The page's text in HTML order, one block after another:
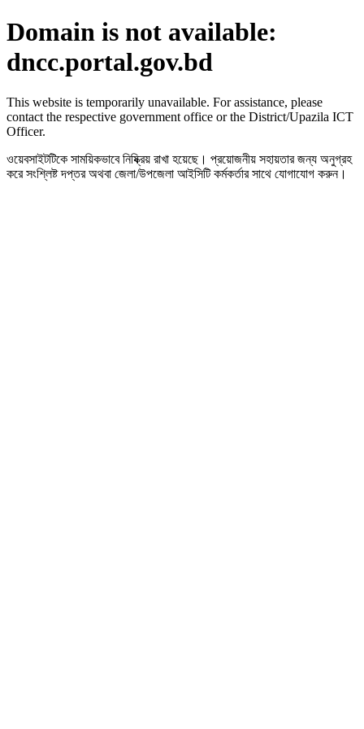
Domain is not available:
dncc.portal.gov.bd
This website is temporarily unavailable. For assistance, please
contact the respective government office or the District/Upazila ICT
Officer.
ওয়েবসাইটটিকে সাময়িকভাবে নিষ্ক্রিয় রাখা হয়েছে। প্রয়োজনীয় সহায়তার জন্য অনুগ্রহ
করে সংশ্লিষ্ট দপ্তর অথবা জেলা/উপজেলা আইসিটি কর্মকর্তার সাথে যোগাযোগ করুন।